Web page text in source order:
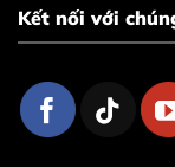
Kết nối với